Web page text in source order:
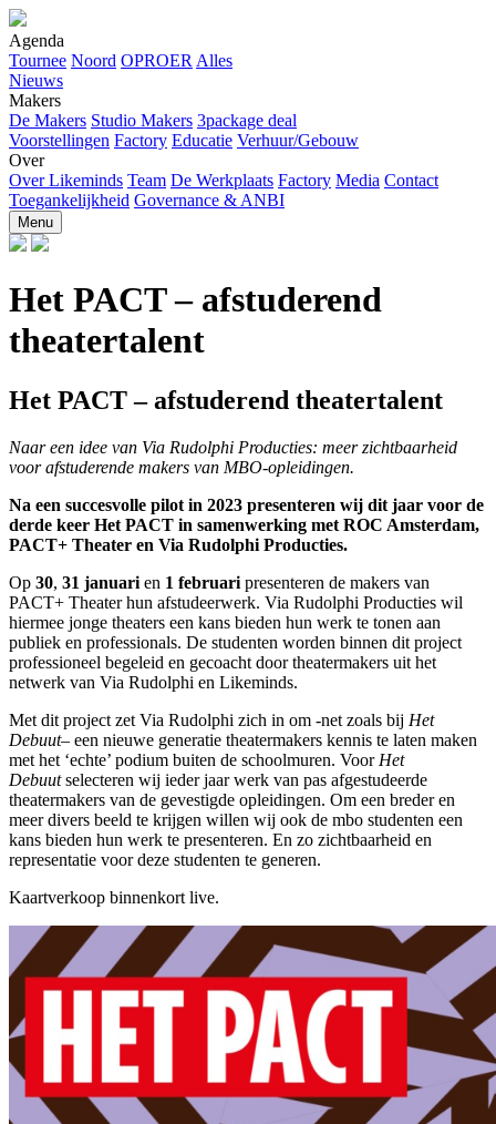
Agenda
Tournee Noord OPROER Alles
Nieuws
Makers
De Makers Studio Makers 3package deal
Voorstellingen Factory Educatie Verhuur/Gebouw
Over
Over Likeminds Team De Werkplaats Factory Media Contact
Toegankelijkheid Governance & ANBI
Menu
Het PACT – afstuderend
theatertalent
Het PACT – afstuderend theatertalent
Naar een idee van Via Rudolphi Producties: meer zichtbaarheid
voor afstuderende makers van MBO-opleidingen.
Na een succesvolle pilot in 2023 presenteren wij dit jaar voor de
derde keer Het PACT in samenwerking met ROC Amsterdam,
PACT+ Theater en Via Rudolphi Producties.
Op 30, 31 januari en 1 februari presenteren de makers van
PACT+ Theater hun afstudeerwerk. Via Rudolphi Producties wil
hiermee jonge theaters een kans bieden hun werk te tonen aan
publiek en professionals. De studenten worden binnen dit project
professioneel begeleid en gecoacht door theatermakers uit het
netwerk van Via Rudolphi en Likeminds.
Met dit project zet Via Rudolphi zich in om -net zoals bij Het
Debuut– een nieuwe generatie theatermakers kennis te laten maken
met het ‘echte’ podium buiten de schoolmuren. Voor Het
Debuutselecteren wij ieder jaar werk van pas afgestudeerde
theatermakers van de gevestigde opleidingen. Om een breder en
meer divers beeld te krijgen willen wij ook de mbo studenten een
kans bieden hun werk te presenteren. En zo zichtbaarheid en
representatie voor deze studenten te generen.
Kaartverkoop binnenkort live.